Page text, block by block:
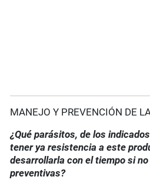
MANEJO Y PREVENCIÓN DE
¿Qué parásitos, de los
tener ya resistencia a este
desarrollarla con el tiempo si
preventivas?